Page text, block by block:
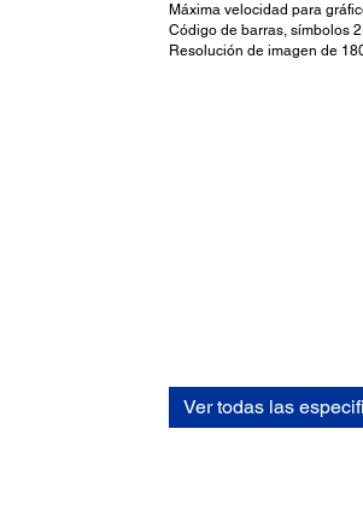
Máxima velocidad para
Código de barras, símbolos
Resolución de imagen de
Ver todas las